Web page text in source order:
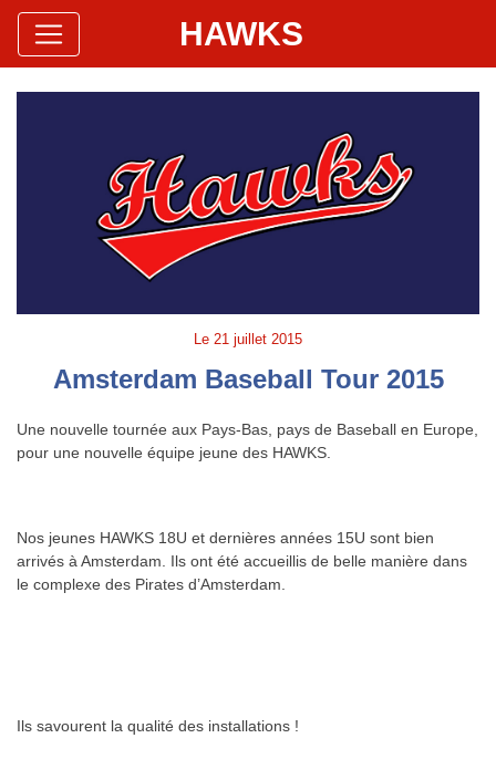
Hawks Baseball Softball
Site Officiel HAWKS
Le 21 juillet 2015
Amsterdam Baseball Tour 2015
Une nouvelle tournée aux Pays-Bas, pays de Baseball en Europe,
pour une nouvelle équipe jeune des HAWKS.
Nos jeunes HAWKS 18U et dernières années 15U sont bien
arrivés à Amsterdam. Ils ont été accueillis de belle manière dans
le complexe des Pirates d’Amsterdam.
Ils savourent la qualité des installations !